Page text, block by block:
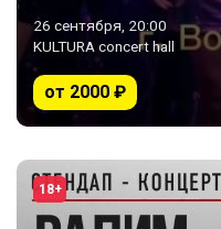
26 сентября, 20:00
KULTURA concert hall
от 2000 ₽
18+